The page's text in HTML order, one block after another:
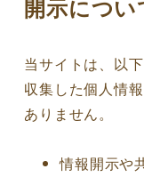
開示につい
当サイトは、以
収集した個人情
ありません。
情報開示や